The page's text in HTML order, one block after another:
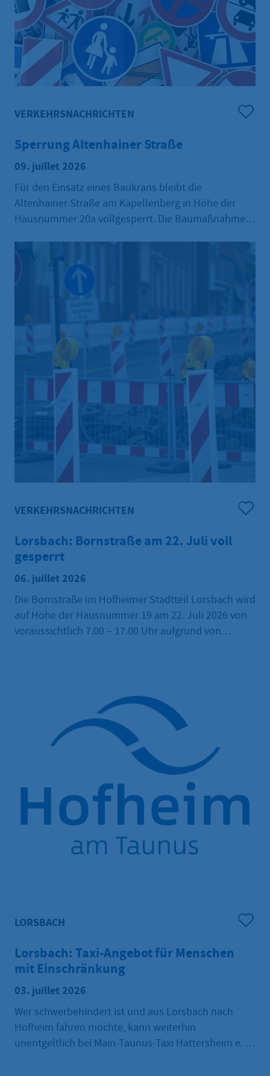
VERKEHRSNACHRICHTEN
Sperrung Altenhainer Straße
09. juillet 2026
Für den Einsatz eines Baukrans bleibt die
Altenhainer Straße am Kapellenberg in Höhe der
Hausnummer 20a vollgesperrt. Die Baumaßnahme
endet voraussichtlich am Freitag, 27. November
VERKEHRSNACHRICHTEN
Lorsbach: Bornstraße am 22. Juli voll
gesperrt
06. juillet 2026
Die Bornstraße im Hofheimer Stadtteil Lorsbach wird
auf Höhe der Hausnummer 19 am 22. Juli 2026 von
voraussichtlich 7.00 – 17.00 Uhr aufgrund von
LORSBACH
Lorsbach: Taxi-Angebot für Menschen
mit Einschränkung
03. juillet 2026
Wer schwerbehindert ist und aus Lorsbach nach
Hofheim fahren möchte, kann weiterhin
unentgeltlich bei Main-Taunus-Taxi Hattersheim e. K.